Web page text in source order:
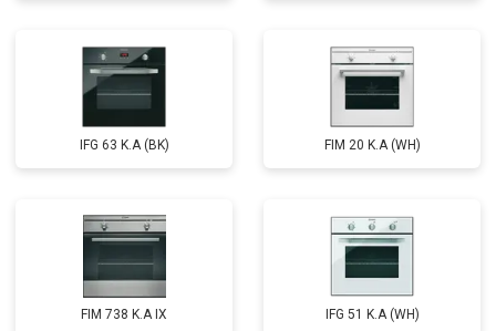
IFG 63 K.A (BK) FIM 20 K.A (WH)
FIM 738 K.A IX IFG 51 K.A (WH)